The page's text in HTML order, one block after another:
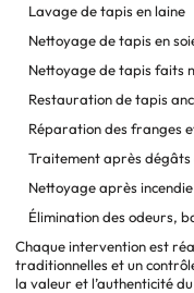
Lavage de tapis en laine
Nettoyage de tapis en
Nettoyage de tapis faits
Restauration de tapis
Réparation des franges
Traitement après dégâts
Nettoyage après
Élimination des odeurs,
Chaque intervention est
traditionnelles et un
la valeur et l’authenticité